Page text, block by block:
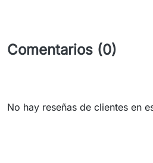
Comentarios (0)
No hay reseñas de clientes en